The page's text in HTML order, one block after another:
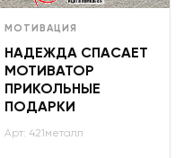
МОТИВАЦИЯ
НАДЕЖДА СПАСАЕТ
МОТИВАТОР
ПРИКОЛЬНЫЕ
ПОДАРКИ
Арт: 421металл